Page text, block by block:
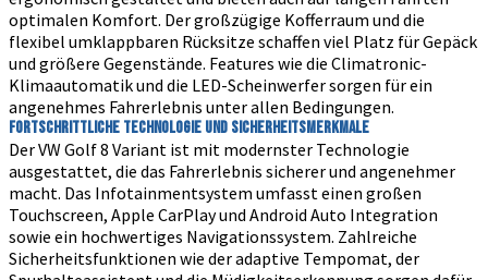
optimalen Komfort. Der großzügige Kofferraum und die
flexibel umklappbaren Rücksitze schaffen viel Platz für Gepäck
und größere Gegenstände. Features wie die Climatronic-
Klimaautomatik und die LED-Scheinwerfer sorgen für ein
angenehmes Fahrerlebnis unter allen Bedingungen.
Fortschrittliche Technologie und Sicherheitsmerkmale
Der VW Golf 8 Variant ist mit modernster Technologie
ausgestattet, die das Fahrerlebnis sicherer und angenehmer
macht. Das Infotainmentsystem umfasst einen großen
Touchscreen, Apple CarPlay und Android Auto Integration
sowie ein hochwertiges Navigationssystem. Zahlreiche
Sicherheitsfunktionen wie der adaptive Tempomat, der